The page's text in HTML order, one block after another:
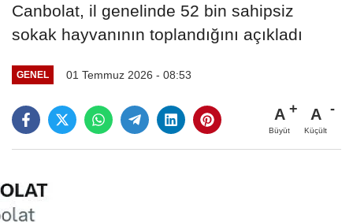
Canbolat, il genelinde 52 bin sahipsiz
sokak hayvanının toplandığını açıkladı
GENEL 01 Temmuz 2026 - 08:53
A
Büyüt
A
Küçült